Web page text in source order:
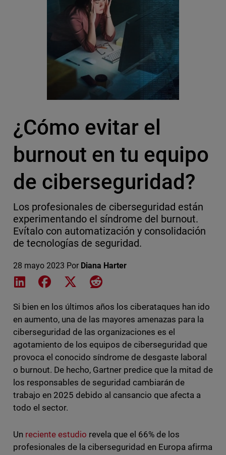
¿Cómo evitar el
burnout en tu equipo
de ciberseguridad?
Los profesionales de ciberseguridad están
experimentando el síndrome del burnout.
Evítalo con automatización y consolidación
de tecnologías de seguridad.
28 mayo 2023 Por Diana Harter
Share on LinkedIn
Share on Facebook
Share on XShare on Reddit
Si bien en los últimos años los ciberataques han ido
en aumento, una de las mayores amenazas para la
ciberseguridad de las organizaciones es el
agotamiento de los equipos de ciberseguridad que
provoca el conocido síndrome de desgaste laboral
o burnout. De hecho, Gartner predice que la mitad de
los responsables de seguridad cambiarán de
trabajo en 2025 debido al cansancio que afecta a
todo el sector.
Un reciente estudio revela que el 66% de los
profesionales de la ciberseguridad en Europa afirma